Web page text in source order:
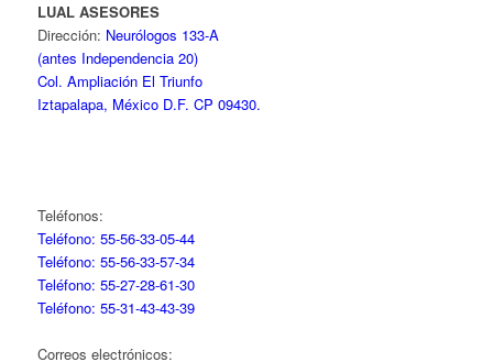
LUAL ASESORES
Dirección: Neurólogos 133-A
(antes Independencia 20)
Col. Ampliación El Triunfo
Iztapalapa, México D.F. CP 09430.
Teléfonos:
Teléfono: 55-56-33-05-44
Teléfono: 55-56-33-57-34
Teléfono: 55-27-28-61-30
Teléfono: 55-31-43-43-39
Correos electrónicos: